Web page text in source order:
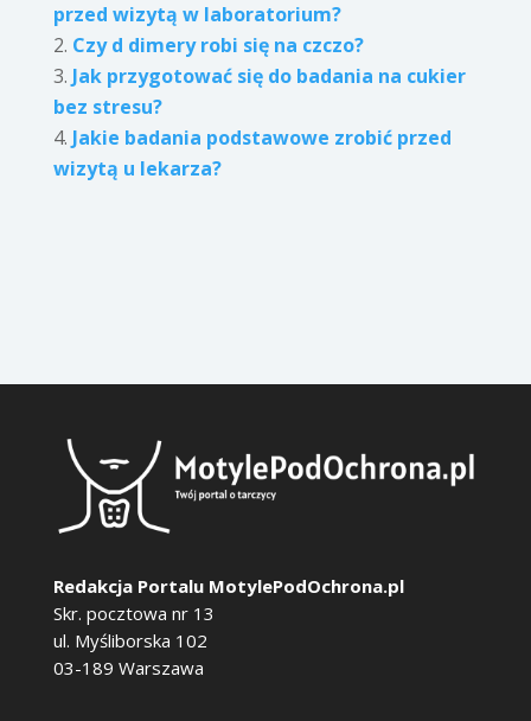
przed wizytą w laboratorium?
Czy d dimery robi się na czczo?
Jak przygotować się do badania na cukier
bez stresu?
Jakie badania podstawowe zrobić przed
wizytą u lekarza?
Redakcja Portalu MotylePodOchrona.pl
Skr. pocztowa nr 13
ul. Myśliborska 102
03-189 Warszawa